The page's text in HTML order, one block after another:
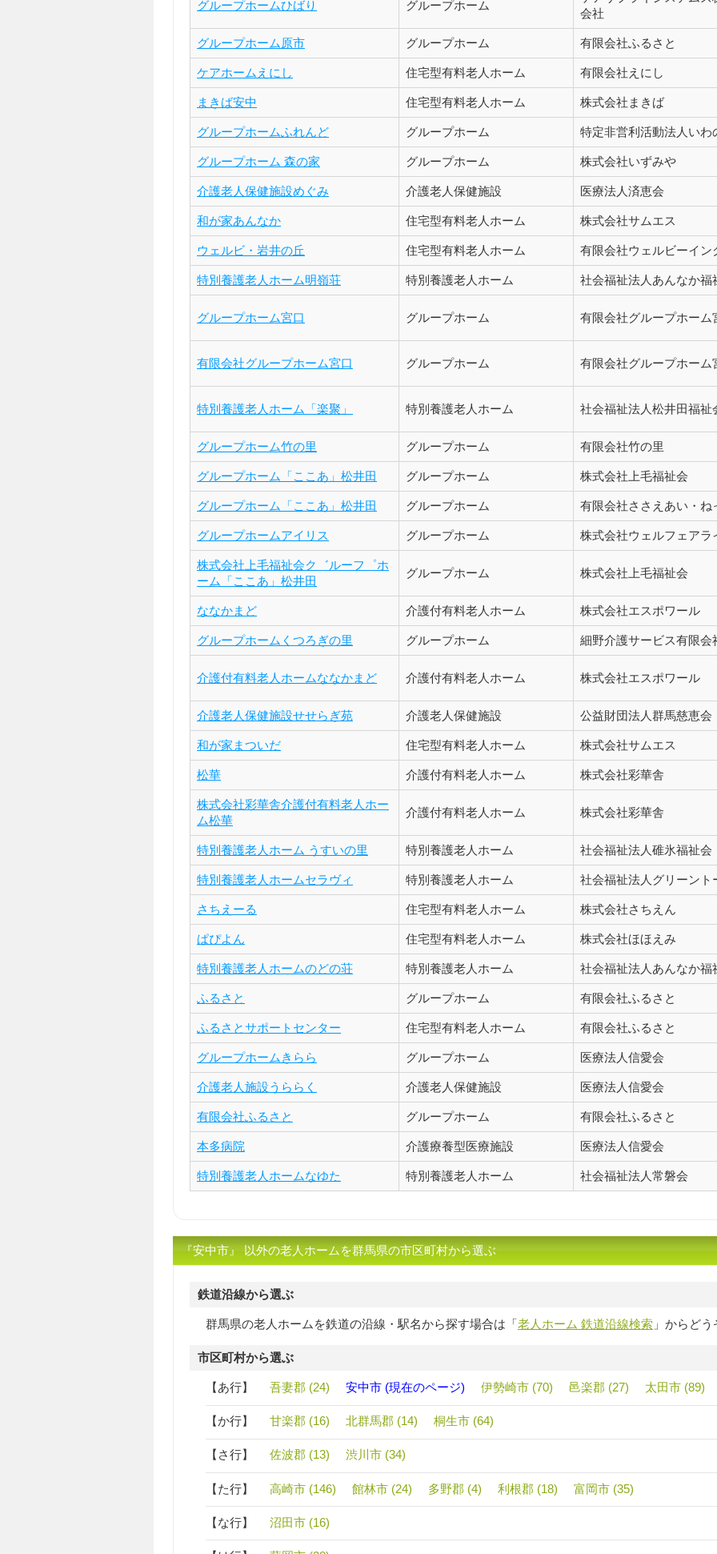
グループホームひばり グループホーム
会社
グループホーム原市 グループホーム 有限会社ふるさと
ケアホームえにし 住宅型有料老人ホーム 有限会社えにし
まきば安中 住宅型有料老人ホーム 株式会社まきば
グループホームふれんど グループホーム 特定非営利活動法人いわ
グループホーム 森の家 グループホーム 株式会社いずみや
介護老人保健施設めぐみ 介護老人保健施設 医療法人済恵会
和が家あんなか 住宅型有料老人ホーム 株式会社サムエス
ウェルビ・岩井の丘 住宅型有料老人ホーム 有限会社ウェルビーイン
特別養護老人ホーム明嶺荘 特別養護老人ホーム 社会福祉法人あんなか福
グループホーム宮口 グループホーム 有限会社グループホーム
有限会社グループホーム宮口 グループホーム 有限会社グループホーム
特別養護老人ホーム「楽聚」 特別養護老人ホーム 社会福祉法人松井田福祉
グループホーム竹の里 グループホーム 有限会社竹の里
グループホーム「ここあ」松井田 グループホーム 株式会社上毛福祉会
グループホーム「ここあ」松井田 グループホーム 有限会社ささえあい・ね
グループホームアイリス グループホーム 株式会社ウェルフェアラ
株式会社上毛福祉会ク゛ルーフ゜ホ
ーム「ここあ」松井田
グループホーム 株式会社上毛福祉会
ななかまど 介護付有料老人ホーム 株式会社エスポワール
グループホームくつろぎの里 グループホーム 細野介護サービス有限会
介護付有料老人ホームななかまど 介護付有料老人ホーム 株式会社エスポワール
介護老人保健施設せせらぎ苑 介護老人保健施設 公益財団法人群馬慈恵会
和が家まついだ 住宅型有料老人ホーム 株式会社サムエス
松華 介護付有料老人ホーム 株式会社彩華舎
株式会社彩華舎介護付有料老人ホー
ム松華
介護付有料老人ホーム 株式会社彩華舎
特別養護老人ホーム うすいの里 特別養護老人ホーム 社会福祉法人碓氷福祉会
特別養護老人ホームセラヴィ 特別養護老人ホーム 社会福祉法人グリーント
さちえーる 住宅型有料老人ホーム 株式会社さちえん
ぱぴよん 住宅型有料老人ホーム 株式会社ほほえみ
特別養護老人ホームのどの荘 特別養護老人ホーム 社会福祉法人あんなか福
ふるさと グループホーム 有限会社ふるさと
ふるさとサポートセンター 住宅型有料老人ホーム 有限会社ふるさと
グループホームきらら グループホーム 医療法人信愛会
介護老人施設うららく 介護老人保健施設 医療法人信愛会
有限会社ふるさと グループホーム 有限会社ふるさと
本多病院 介護療養型医療施設 医療法人信愛会
特別養護老人ホームなゆた 特別養護老人ホーム 社会福祉法人常磐会
『安中市』 以外の老人ホームを群馬県の市区町村から選ぶ
鉄道沿線から選ぶ
群馬県の老人ホームを鉄道の沿線・駅名から探す場合は「老人ホーム 鉄道沿線検索 」からどう
市区町村から選ぶ
【あ行】 吾妻郡 (24) 安中市 (現在のページ) 伊勢崎市 (70) 邑楽郡 (27) 太田市 (89)
【か行】 甘楽郡 (16) 北群馬郡 (14) 桐生市 (64)
【さ行】 佐波郡 (13) 渋川市 (34)
【た行】 高崎市 (146) 館林市 (24) 多野郡 (4) 利根郡 (18) 富岡市 (35)
【な行】 沼田市 (16)